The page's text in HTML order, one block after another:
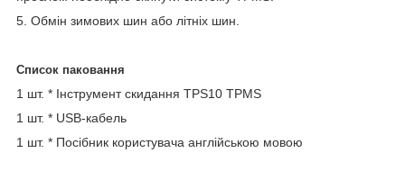
5. Обмін зимових шин або літніх шин.
Список паковання
1 шт. * Інструмент скидання TPS10 TPMS
1 шт. * USB-кабель
1 шт. * Посібник користувача англійською мовою